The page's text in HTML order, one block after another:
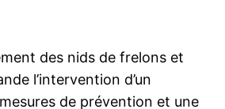
des nids de frelons et
l’intervention d’un
de prévention et une